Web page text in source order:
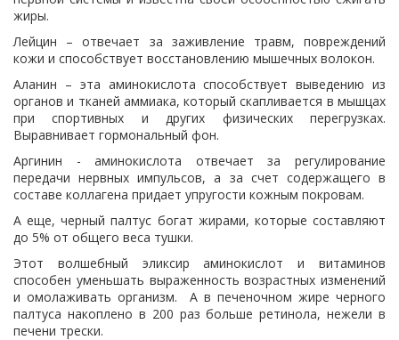
жиры.
Лейцин – отвечает за заживление травм, повреждений
кожи и способствует восстановлению мышечных волокон.
Аланин – эта аминокислота способствует выведению из
органов и тканей аммиака, который скапливается в мышцах
при спортивных и других физических перегрузках.
Выравнивает гормональный фон.
Аргинин - аминокислота отвечает за регулирование
передачи нервных импульсов, а за счет содержащего в
составе коллагена придает упругости кожным покровам.
А еще, черный палтус богат жирами, которые составляют
до 5% от общего веса тушки.
Этот волшебный эликсир аминокислот и витаминов
способен уменьшать выраженность возрастных изменений
и омолаживать организм. А в печеночном жире черного
палтуса накоплено в 200 раз больше ретинола, нежели в
печени трески.